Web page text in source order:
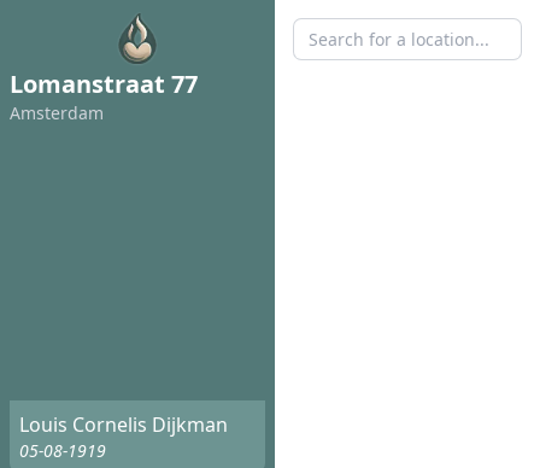
Lomanstraat 77
Amsterdam
Louis Cornelis Dijkman
05-08-1919